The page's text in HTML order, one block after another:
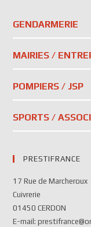
GENDARMERIE
MAIRIES /
POMPIERS / JSP
SPORTS /
PRESTIFRANCE
17 Rue de Marcheroux
Cuivrerie
01450 CERDON
E-mail: